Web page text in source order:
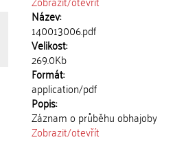
Název:
140013006.pdf
Velikost:
269.0Kb
Formát:
application/pdf
Popis:
Záznam o průběhu obhajoby
Zobrazit/otevřít